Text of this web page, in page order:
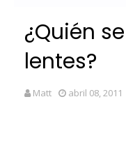
¿Quién
lentes?
Matt abril 08, 2011